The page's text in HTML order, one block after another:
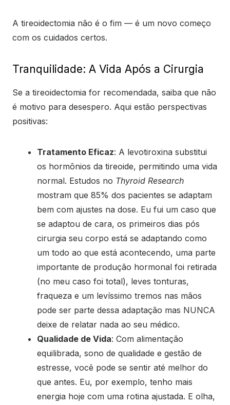
A tireoidectomia não é o fim — é um novo começo
com os cuidados certos.
Tranquilidade: A Vida Após a Cirurgia
Se a tireoidectomia for recomendada, saiba que não
é motivo para desespero. Aqui estão perspectivas
positivas:
Tratamento Eficaz: A levotiroxina substitui
os hormônios da tireoide, permitindo uma vida
normal. Estudos no Thyroid Research
mostram que 85% dos pacientes se adaptam
bem com ajustes na dose. Eu fui um caso que
se adaptou de cara, os primeiros dias pós
cirurgia seu corpo está se adaptando como
um todo ao que está acontecendo, uma parte
importante de produção hormonal foi retirada
(no meu caso foi total), leves tonturas,
fraqueza e um levíssimo tremos nas mãos
pode ser parte dessa adaptação mas NUNCA
deixe de relatar nada ao seu médico.
Qualidade de Vida: Com alimentação
equilibrada, sono de qualidade e gestão de
estresse, você pode se sentir até melhor do
que antes. Eu, por exemplo, tenho mais
energia hoje com uma rotina ajustada. E olha,